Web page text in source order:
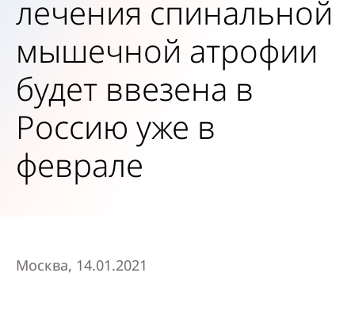
лечения спинальной
мышечной атрофии
будет ввезена в
Россию уже в
феврале
Москва, 14.01.2021